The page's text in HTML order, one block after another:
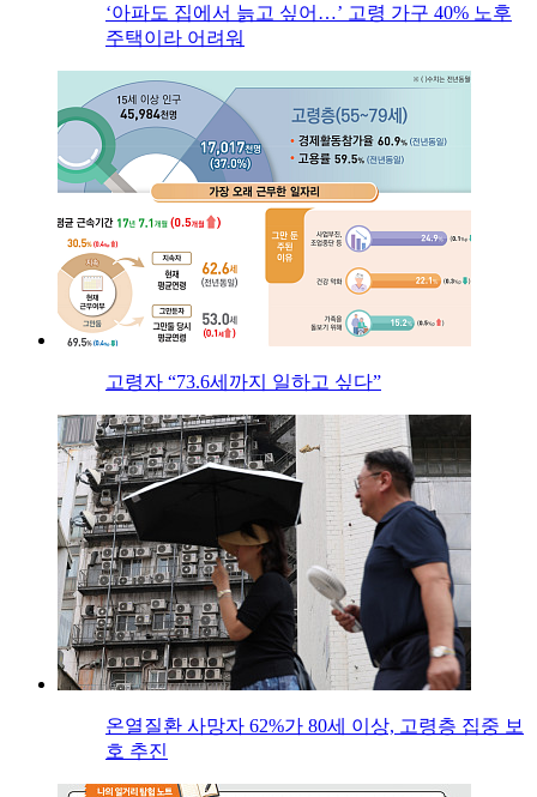
‘아파도 집에서 늙고 싶어…’ 고령 가구 40% 노후
주택이라 어려워
고령자 “73.6세까지 일하고 싶다”
온열질환 사망자 62%가 80세 이상, 고령층 집중 보
호 추진